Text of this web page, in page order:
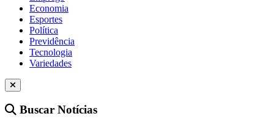
Economia
Esportes
Política
Previdência
Tecnologia
Variedades
Buscar Notícias